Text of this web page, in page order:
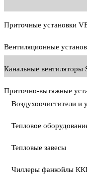
Приточные установки
Вентиляционные
Канальные вентиляторы
Приточно-вытяжные
Воздухоочистители и
Тепловое
Тепловые завесы
Чиллеры фанкойлы